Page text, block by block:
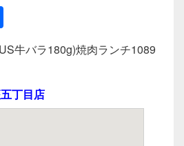
有牛バラ180g)焼肉ランチ1089
丁目店